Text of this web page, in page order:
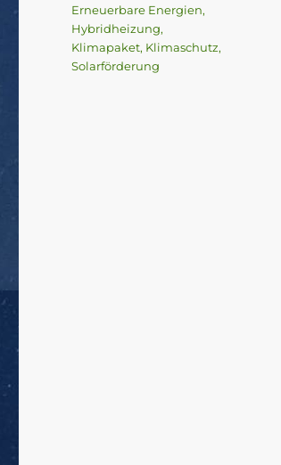
Erneuerbare Energien,
Hybridheizung,
Klimapaket, Klimaschutz,
Solarförderung